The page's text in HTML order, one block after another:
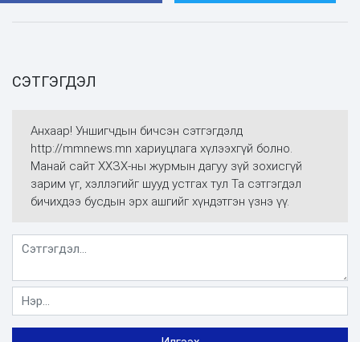
СЭТГЭГДЭЛ
Анхаар! Уншигчдын бичсэн сэтгэгдэлд
http://mmnews.mn хариуцлага хүлээхгүй болно.
Манай сайт ХХЗХ-ны журмын дагуу зүй зохисгүй
зарим үг, хэллэгийг шууд устгах тул Та сэтгэгдэл
бичихдээ бусдын эрх ашгийг хүндэтгэн үзнэ үү.